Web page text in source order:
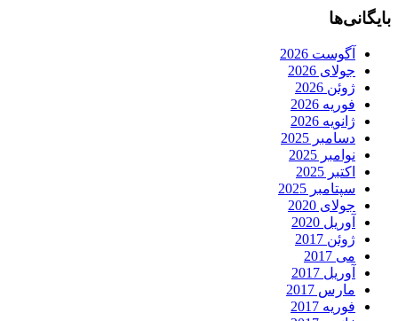
بایگانی‌ها
آگوست 2026
جولای 2026
ژوئن 2026
فوریه 2026
ژانویه 2026
دسامبر 2025
نوامبر 2025
اکتبر 2025
سپتامبر 2025
جولای 2020
آوریل 2020
ژوئن 2017
می 2017
آوریل 2017
مارس 2017
فوریه 2017